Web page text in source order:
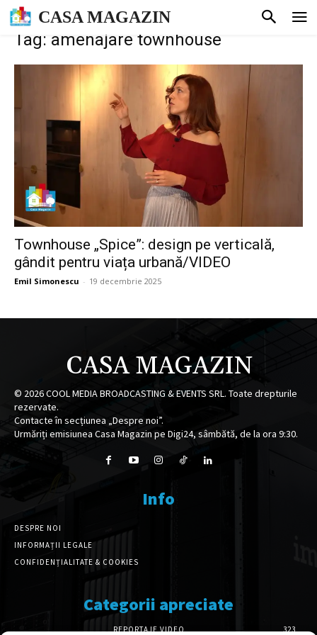
CASA MAGAZIN
Tag: amenajare townhouse
Townhouse „Spice”: design pe verticală,
gândit pentru viața urbană/VIDEO
Emil Simonescu - 19 decembrie 2025
CASA MAGAZIN
© 2026COOL MEDIA BROADCASTING & EVENTS SRL. Toate drepturile
rezervate.
Contacte în secțiunea „Despre noi”.
Urmăriți emisiunea Casa Magazin pe Digi24, sâmbătă, de la ora 9:30.
Info
DESPRE NOI
INFORMAȚII LEGALE
CONFIDENȚIALITATE & COOKIES
Categorii apreciate
REPORTAJE VIDEO 323